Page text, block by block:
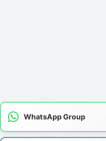
WhatsApp Group